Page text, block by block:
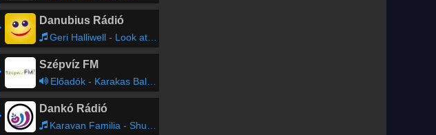
Danubius Rádió
Geri Halliwell - Look at Me
Szépvíz FM
Előadók - Karakas Balázs
Dankó Rádió
Karavan Familia - Shukara droma